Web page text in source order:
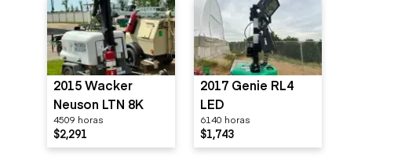
2015 Wacker
Neuson LTN 8K
4509 horas
$2,291
2017 Genie RL4
LED
6140 horas
$1,743